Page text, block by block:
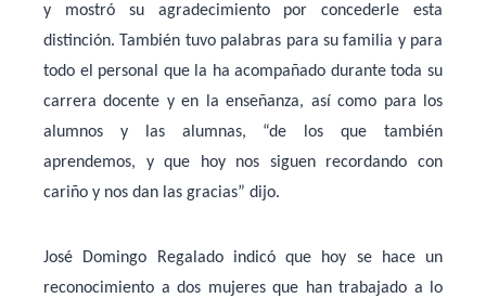
y mostró su agradecimiento por concederle esta
distinción. También tuvo palabras para su familia y para
todo el personal que la ha acompañado durante toda su
carrera docente y en la enseñanza, así como para los
alumnos y las alumnas, “de los que también
aprendemos, y que hoy nos siguen recordando con
cariño y nos dan las gracias” dijo.
José Domingo Regalado indicó que hoy se hace un
reconocimiento a dos mujeres que han trabajado a lo